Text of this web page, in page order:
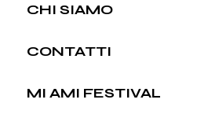
CHI SIAMO
CONTATTI
MI AMI FESTIVAL